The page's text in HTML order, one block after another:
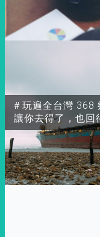
＃玩遍全台灣 368
讓你去得了，也回